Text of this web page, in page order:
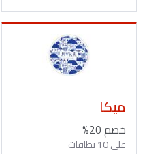
ميكا
خصم 20%
على 10 بطاقات